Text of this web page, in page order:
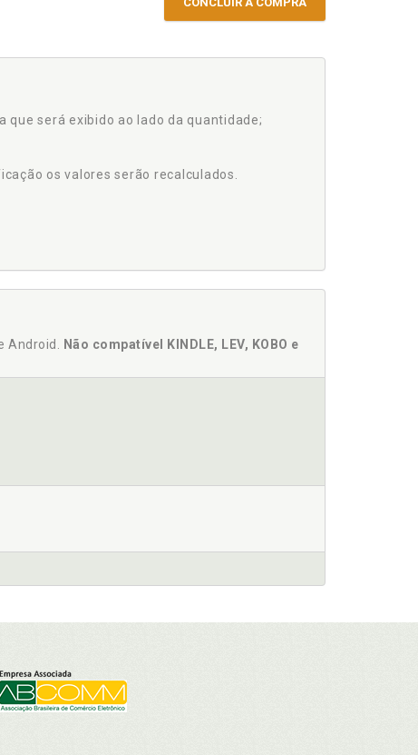
será exibido ao lado da quantidade;
os valores serão recalculados.
Android.
Não compatível KINDLE, LEV, KOBO e